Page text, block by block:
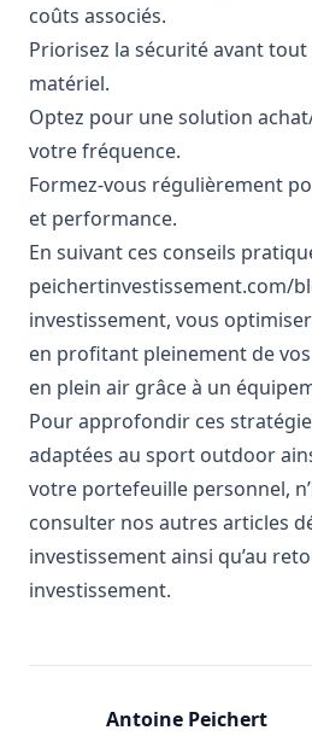
coûts associés.
Priorisez la sécurité avant
matériel.
Optez pour une solution
votre fréquence.
Formez-vous régulièrement
et performance.
En suivant ces conseils
peichertinvestissement.com/
investissement, vous
en profitant pleinement de
en plein air grâce à un
Pour approfondir ces
adaptées au sport outdoor
votre portefeuille personnel,
consulter nos autres articles
investissementainsi qu’au
investissement.
Antoine Peichert